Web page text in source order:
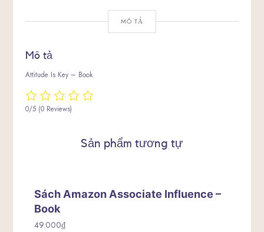
MÔ TẢ
Mô tả
Attitude Is Key – Book
0/5 (0 Reviews)
Sản phẩm tương tự
Sách Amazon Associate Influence –
Book
49.000₫